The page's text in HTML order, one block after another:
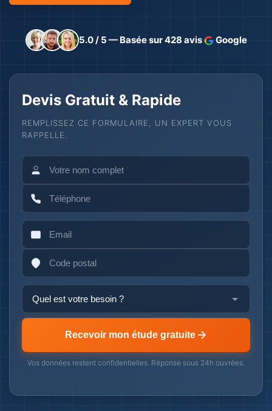
5.0 / 5 — Basée sur 428 avis Google
Devis Gratuit & Rapide
REMPLISSEZ CE FORMULAIRE, UN EXPERT VOUS
RAPPELLE.
Recevoir mon étude gratuite
Vos données restent confidentielles. Réponse sous 24h ouvrées.